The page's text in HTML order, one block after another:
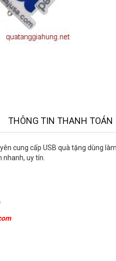
THÔNG TIN THANH TOÁN
cung cấp USB quà tặng dùng
nhanh, uy tín.